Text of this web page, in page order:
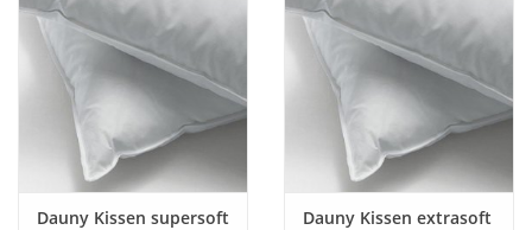
Dauny Kissen supersoft
Dauny Kissen extrasoft